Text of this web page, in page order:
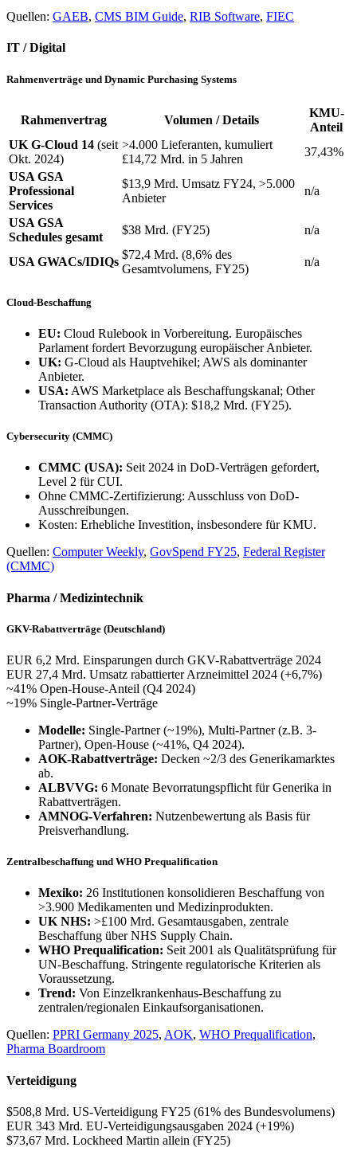
Quellen: GAEB, CMS BIM Guide, RIB Software, FIEC
IT / Digital
Rahmenverträge und Dynamic Purchasing Systems
Rahmenvertrag Volumen / Details
KMU-
Anteil
UK G-Cloud 14 (seit
Okt. 2024)
>4.000 Lieferanten, kumuliert
£14,72 Mrd. in 5 Jahren
37,43%
USA GSA
Professional
Services
$13,9 Mrd. Umsatz FY24, >5.000
Anbieter
n/a
USA GSA
Schedules gesamt
$38 Mrd. (FY25) n/a
USA GWACs/IDIQs
$72,4 Mrd. (8,6% des
Gesamtvolumens, FY25)
n/a
Cloud-Beschaffung
EU: Cloud Rulebook in Vorbereitung. Europäisches
Parlament fordert Bevorzugung europäischer Anbieter.
UK: G-Cloud als Hauptvehikel; AWS als dominanter
Anbieter.
USA: AWS Marketplace als Beschaffungskanal; Other
Transaction Authority (OTA): $18,2 Mrd. (FY25).
Cybersecurity (CMMC)
CMMC (USA): Seit 2024 in DoD-Verträgen gefordert,
Level 2 für CUI.
Ohne CMMC-Zertifizierung: Ausschluss von DoD-
Ausschreibungen.
Kosten: Erhebliche Investition, insbesondere für KMU.
Quellen: Computer Weekly, GovSpend FY25, Federal Register
(CMMC)
Pharma / Medizintechnik
GKV-Rabattverträge (Deutschland)
EUR 6,2 Mrd. Einsparungen durch GKV-Rabattverträge 2024
EUR 27,4 Mrd. Umsatz rabattierter Arzneimittel 2024 (+6,7%)
~41% Open-House-Anteil (Q4 2024)
~19% Single-Partner-Verträge
Modelle: Single-Partner (~19%), Multi-Partner (z.B. 3-
Partner), Open-House (~41%, Q4 2024).
AOK-Rabattverträge: Decken ~2/3 des Generikamarktes
ab.
ALBVVG: 6 Monate Bevorratungspflicht für Generika in
Rabattverträgen.
AMNOG-Verfahren: Nutzenbewertung als Basis für
Preisverhandlung.
Zentralbeschaffung und WHO Prequalification
Mexiko: 26 Institutionen konsolidieren Beschaffung von
>3.900 Medikamenten und Medizinprodukten.
UK NHS: >£100 Mrd. Gesamtausgaben, zentrale
Beschaffung über NHS Supply Chain.
WHO Prequalification: Seit 2001 als Qualitätsprüfung für
UN-Beschaffung. Stringente regulatorische Kriterien als
Voraussetzung.
Trend: Von Einzelkrankenhaus-Beschaffung zu
zentralen/regionalen Einkaufsorganisationen.
Quellen: PPRI Germany 2025, AOK, WHO Prequalification,
Pharma Boardroom
Verteidigung
$508,8 Mrd. US-Verteidigung FY25 (61% des Bundesvolumens)
EUR 343 Mrd. EU-Verteidigungsausgaben 2024 (+19%)
$73,67 Mrd. Lockheed Martin allein (FY25)